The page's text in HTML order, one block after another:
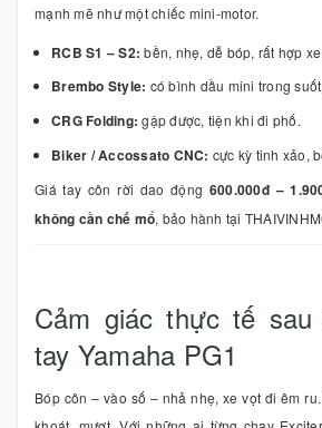
mạnh mẽ như một chiếc mini-motor.
RCB S1 – S2: bền, nhẹ, dễ bóp, rất hợp
Brembo Style: có bình dầu mini trong
CRG Folding: gập được, tiện khi đi phố.
Biker / Accossato CNC: cực kỳ tinh xảo,
Giá tay côn rời dao động 600.000đ –
không cần chế mổ, bảo hành tại
Cảm giác thực tế
tay Yamaha PG1
Bóp côn – vào số – nhả nhẹ, xe vọt đi êm